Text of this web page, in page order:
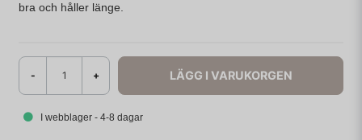
bra och håller länge.
- + LÄGG I VARUKORGEN
I webblager - 4-8 dagar